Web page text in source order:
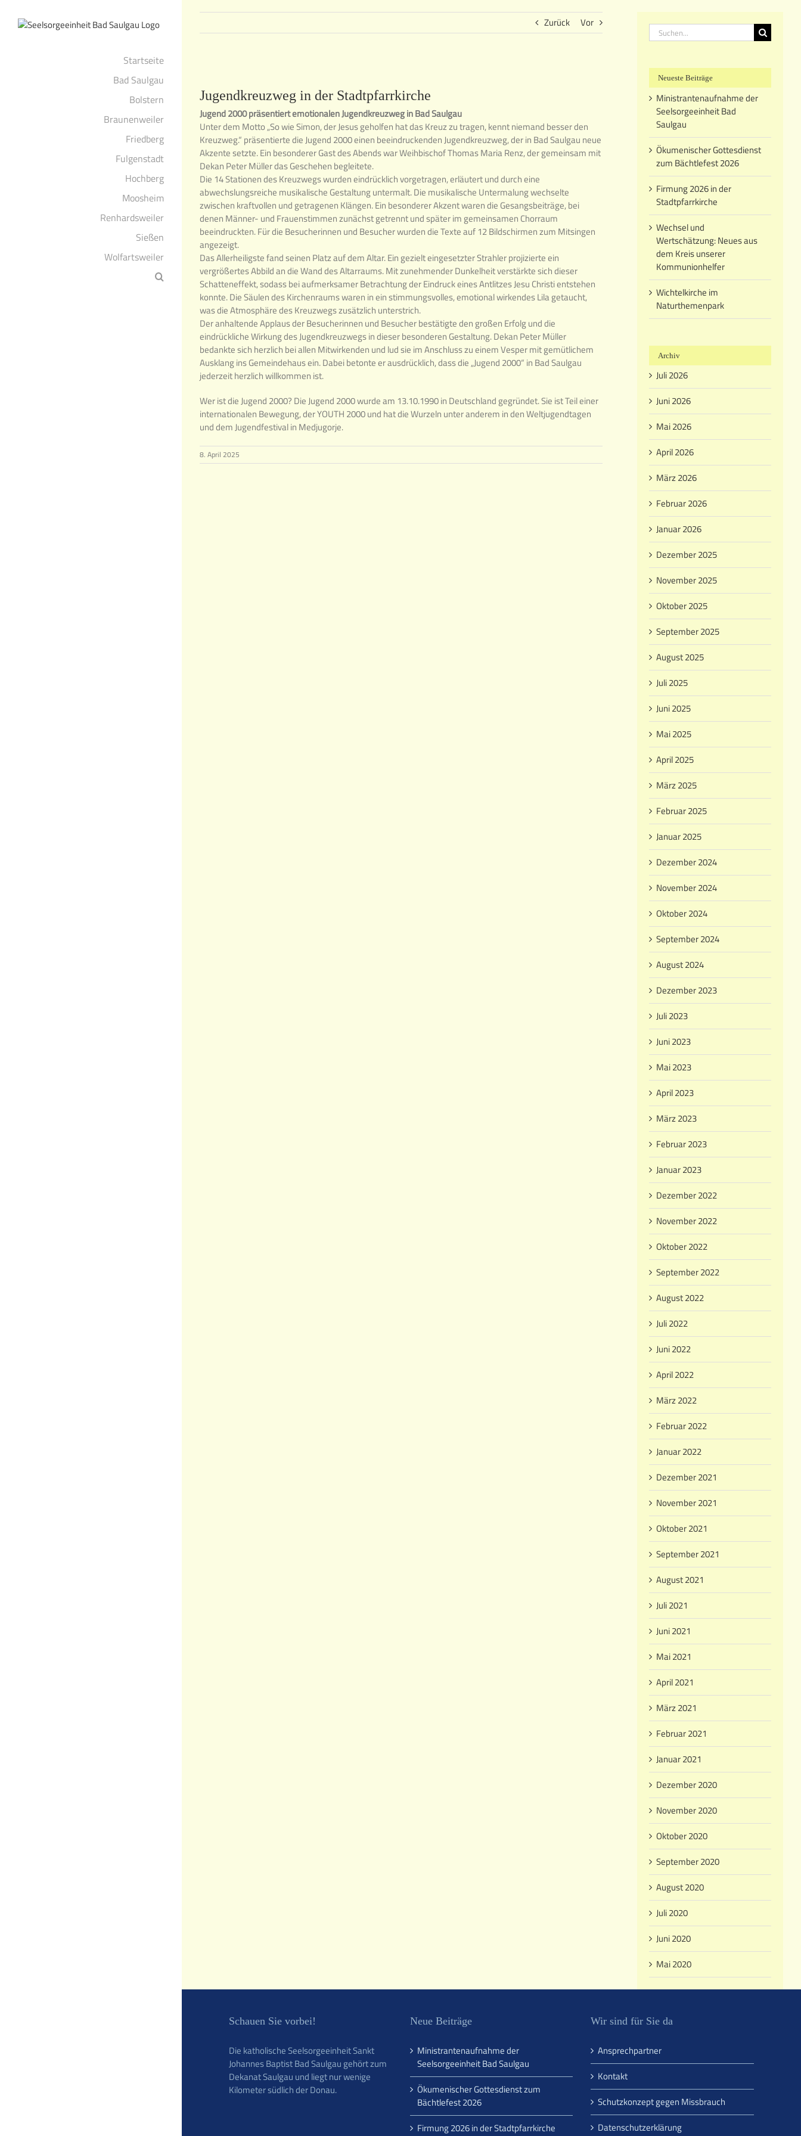
Inhalt
springen
Startseite
Bad Saulgau
Bolstern
Braunenweiler
Friedberg
Fulgenstadt
Hochberg
Moosheim
Renhardsweiler
Sießen
Wolfartsweiler
Zurück Vor
grösseres
Bild
Jugendkreuzweg in der Stadtpfarrkirche
Jugend 2000 präsentiert emotionalen Jugendkreuzweg in Bad Saulgau
Unter dem Motto „So wie Simon, der Jesus geholfen hat das Kreuz zu tragen, kennt niemand besser den
Kreuzweg.“ präsentierte die Jugend 2000 einen beeindruckenden Jugendkreuzweg, der in Bad Saulgau neue
Akzente setzte. Ein besonderer Gast des Abends war Weihbischof Thomas Maria Renz, der gemeinsam mit
Dekan Peter Müller das Geschehen begleitete.
Die 14 Stationen des Kreuzwegs wurden eindrücklich vorgetragen, erläutert und durch eine
abwechslungsreiche musikalische Gestaltung untermalt. Die musikalische Untermalung wechselte
zwischen kraftvollen und getragenen Klängen. Ein besonderer Akzent waren die Gesangsbeiträge, bei
denen Männer- und Frauenstimmen zunächst getrennt und später im gemeinsamen Chorraum
beeindruckten. Für die Besucherinnen und Besucher wurden die Texte auf 12 Bildschirmen zum Mitsingen
angezeigt.
Das Allerheiligste fand seinen Platz auf dem Altar. Ein gezielt eingesetzter Strahler projizierte ein
vergrößertes Abbild an die Wand des Altarraums. Mit zunehmender Dunkelheit verstärkte sich dieser
Schatteneffekt, sodass bei aufmerksamer Betrachtung der Eindruck eines Antlitzes Jesu Christi entstehen
konnte. Die Säulen des Kirchenraums waren in ein stimmungsvolles, emotional wirkendes Lila getaucht,
was die Atmosphäre des Kreuzwegs zusätzlich unterstrich.
Der anhaltende Applaus der Besucherinnen und Besucher bestätigte den großen Erfolg und die
eindrückliche Wirkung des Jugendkreuzwegs in dieser besonderen Gestaltung. Dekan Peter Müller
bedankte sich herzlich bei allen Mitwirkenden und lud sie im Anschluss zu einem Vesper mit gemütlichem
Ausklang ins Gemeindehaus ein. Dabei betonte er ausdrücklich, dass die „Jugend 2000“ in Bad Saulgau
jederzeit herzlich willkommen ist.
Wer ist die Jugend 2000? Die Jugend 2000 wurde am 13.10.1990 in Deutschland gegründet. Sie ist Teil einer
internationalen Bewegung, der YOUTH 2000 und hat die Wurzeln unter anderem in den Weltjugendtagen
und dem Jugendfestival in Medjugorje.
8. April 2025
Suche
nach:
Neueste Beiträge
Ministrantenaufnahme der
Seelsorgeeinheit Bad
Saulgau
Ökumenischer Gottesdienst
zum Bächtlefest 2026
Firmung 2026 in der
Stadtpfarrkirche
Wechsel und
Wertschätzung: Neues aus
dem Kreis unserer
Kommunionhelfer
Wichtelkirche im
Naturthemenpark
Archiv
Juli 2026
Juni 2026
Mai 2026
April 2026
März 2026
Februar 2026
Januar 2026
Dezember 2025
November 2025
Oktober 2025
September 2025
August 2025
Juli 2025
Juni 2025
Mai 2025
April 2025
März 2025
Februar 2025
Januar 2025
Dezember 2024
November 2024
Oktober 2024
September 2024
August 2024
Dezember 2023
Juli 2023
Juni 2023
Mai 2023
April 2023
März 2023
Februar 2023
Januar 2023
Dezember 2022
November 2022
Oktober 2022
September 2022
August 2022
Juli 2022
Juni 2022
April 2022
März 2022
Februar 2022
Januar 2022
Dezember 2021
November 2021
Oktober 2021
September 2021
August 2021
Juli 2021
Juni 2021
Mai 2021
April 2021
März 2021
Februar 2021
Januar 2021
Dezember 2020
November 2020
Oktober 2020
September 2020
August 2020
Juli 2020
Juni 2020
Mai 2020
Schauen Sie vorbei!
Die katholische Seelsorgeeinheit Sankt
Johannes Baptist Bad Saulgau gehört zum
Dekanat Saulgau und liegt nur wenige
Kilometer südlich der Donau.
Neue Beiträge
Ministrantenaufnahme der
Seelsorgeeinheit Bad Saulgau
Ökumenischer Gottesdienst zum
Bächtlefest 2026
Firmung 2026 in der Stadtpfarrkirche
Wir sind für Sie da
Ansprechpartner
Kontakt
Schutzkonzept gegen Missbrauch
Datenschutzerklärung